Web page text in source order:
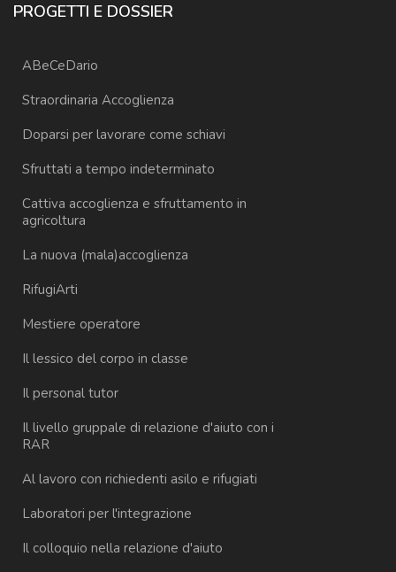
PROGETTI E DOSSIER
ABeCeDario
Straordinaria Accoglienza
Doparsi per lavorare come schiavi
Sfruttati a tempo indeterminato
Cattiva accoglienza e sfruttamento in
agricoltura
La nuova (mala)accoglienza
RifugiArti
Mestiere operatore
Il lessico del corpo in classe
Il personal tutor
Il livello gruppale di relazione d'aiuto con i
RAR
Al lavoro con richiedenti asilo e rifugiati
Laboratori per l'integrazione
Il colloquio nella relazione d'aiuto